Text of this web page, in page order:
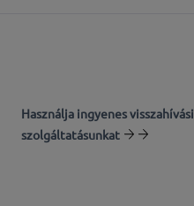
Használja ingyenes visszahívási
szolgáltatásunkat